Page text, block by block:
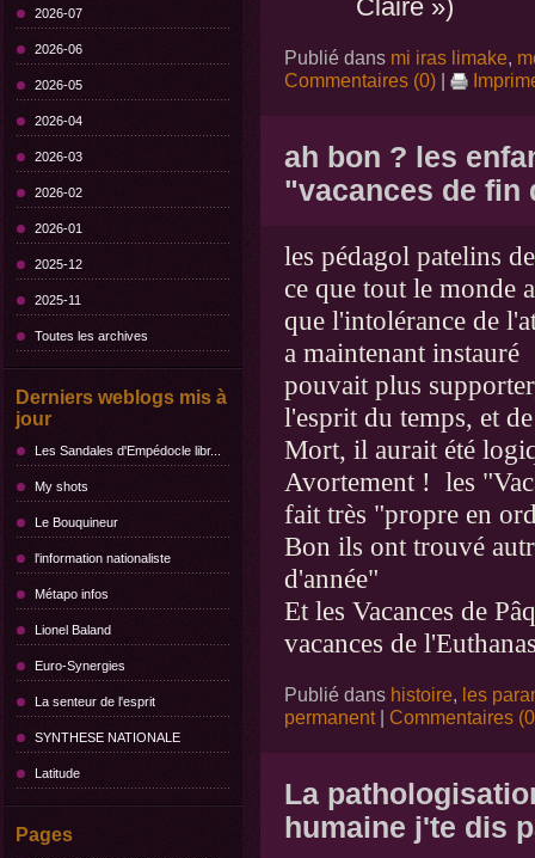
2026-07
2026-06
2026-05
2026-04
2026-03
2026-02
2026-01
2025-12
2025-11
Toutes les archives
Derniers weblogs mis à
jour
Les Sandales d'Empédocle libr...
My shots
Le Bouquineur
l'information nationaliste
Métapo infos
Lionel Baland
Euro-Synergies
La senteur de l'esprit
SYNTHESE NATIONALE
Latitude
Pages
Claire »)
Publié dans mi iras limake,
Commentaires (0)|
ah bon ? les
"vacances de fin
les pédagol patelins
ce que tout le monde
que l'intolérance de
a maintenant
pouvait plus
l'esprit du temps, et
Mort, il aurait été
Avortement ! les
fait très "propre en
Bon ils ont trouvé
d'année"
Et les Vacances de
vacances de
Publié dans histoire, les
permanent| Commentaires
La
humaine j'te dis